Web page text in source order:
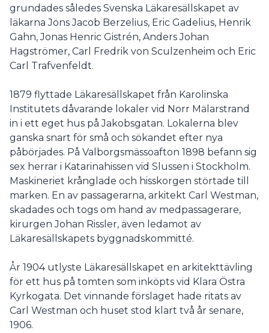
grundades således Svenska Läkaresällskapet av
läkarna Jöns Jacob Berzelius, Eric Gadelius, Henrik
Gahn, Jonas Henric Gistrén, Anders Johan
Hagströmer, Carl Fredrik von Sculzenheim och Eric
Carl Trafvenfeldt.
1879 flyttade Läkaresällskapet från Karolinska
Institutets dåvarande lokaler vid Norr Mälarstrand
in i ett eget hus på Jakobsgatan. Lokalerna blev
ganska snart för små och sökandet efter nya
påbörjades. På Valborgsmässoafton 1898 befann sig
sex herrar i Katarinahissen vid Slussen i Stockholm.
Maskineriet krånglade och hisskorgen störtade till
marken. En av passagerarna, arkitekt Carl Westman,
skadades och togs om hand av medpassagerare,
kirurgen Johan Rissler, även ledamot av
Läkaresällskapets byggnadskommitté.
År 1904 utlyste Läkaresällskapet en arkitekttävling
för ett hus på tomten som inköpts vid Klara Östra
Kyrkogata. Det vinnande förslaget hade ritats av
Carl Westman och huset stod klart två år senare,
1906.